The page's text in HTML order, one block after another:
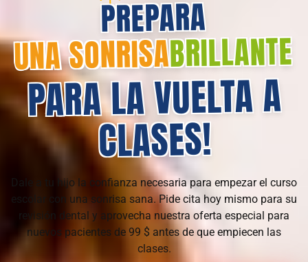
PREPARA
UNA SONRISABRILLANTE
PARA LA VUELTA A
CLASES!
Dale a tu hijo la confianza necesaria para empezar el curso
escolar con una sonrisa sana. Pide cita hoy mismo para su
revisión dental y aprovecha nuestra oferta especial para
nuevos pacientes de 99 $ antes de que empiecen las
clases.